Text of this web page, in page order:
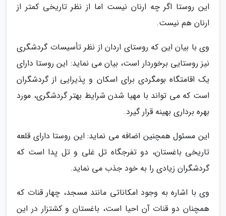
این روستا اگر چه ارنان نیست اما از نظر تاریخی کمتر از
ارنان هم نیست.
وی با بیان این که روستای اردان از نظر تأسیسات گردشگری
نیز روستایی برخوردار است، بیان می نماید: این روستا دارای
یک اقامتگاه بومگردی برای اسکان و پذیرایی از گردشگران
است که می تواند با مهیا شدن شرایط بهتر گردشگری، مورد
بهره برداری بهینه قرار گیرد.
این مسئول همچنین اضافه می نماید: این روستا دارای قلعه
تاریخی باغستان، دو تفرجگاه تل غلی و تل پدا است که
گردشگران زیادی را به خود جذب می نماید.
وی با اشاره به وجود امکاناتی مانند مسجد، چهار قنات که
همچنان دو قنات آن احیا است، باغستان و کشتزار در این